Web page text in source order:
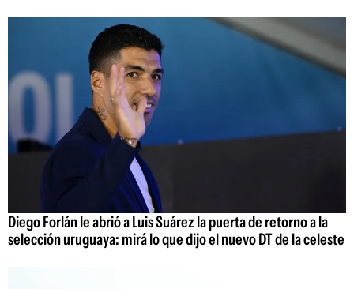
Diego Forlán le abrió a Luis Suárez la puerta de retorno a la
selección uruguaya: mirá lo que dijo el nuevo DT de la celeste